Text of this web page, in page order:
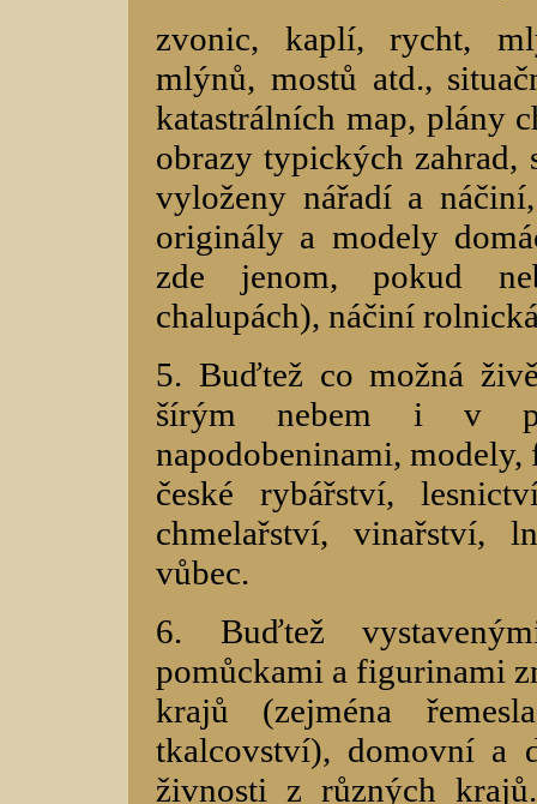
zvonic, kaplí, rycht,
mlýnů, mostů atd.,
katastrálních map, plány
obrazy typických zahrad,
vyloženy nářadí a
originály a modely
zde jenom, pokud
chalupách), náčiní
5. Buďtež co možná
šírým nebem i v
napodobeninami,
české rybářství,
chmelařství, vinařství,
vůbec.
6. Buďtež
pomůckami a figurinami
krajů (zejména
tkalcovství), domovní a
živnosti z různých